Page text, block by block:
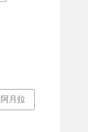
阿月拉